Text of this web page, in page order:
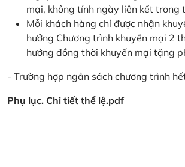
mại, không tính ngày liên kết trong
Mỗi khách hàng chỉ được nhận
hưởng Chương trình khuyến mại 2
hưởng đồng thời khuyến mại tặng
- Trường hợp ngân sách chương trình
Phụ lục. Chi tiết thể lệ.pdf